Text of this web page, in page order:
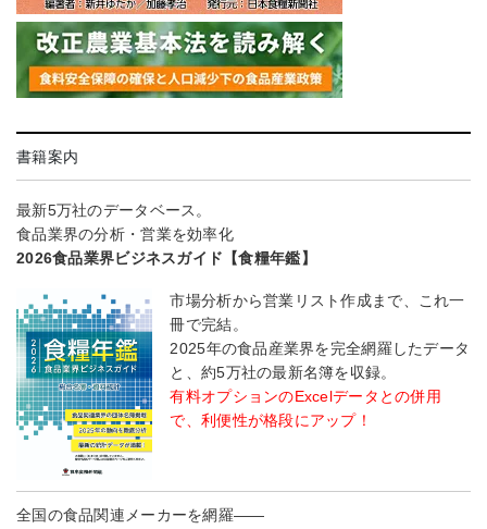
書籍案内
最新5万社のデータベース。
食品業界の分析・営業を効率化
2026食品業界ビジネスガイド【食糧年鑑】
市場分析から営業リスト作成まで、これ一
冊で完結。
2025年の食品産業界を完全網羅したデータ
と、約5万社の最新名簿を収録。
有料オプションのExcelデータとの併用
で、利便性が格段にアップ！
全国の食品関連メーカーを網羅――